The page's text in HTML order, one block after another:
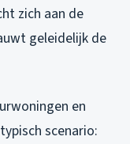
zich aan de
geleidelijk de
en
scenario: